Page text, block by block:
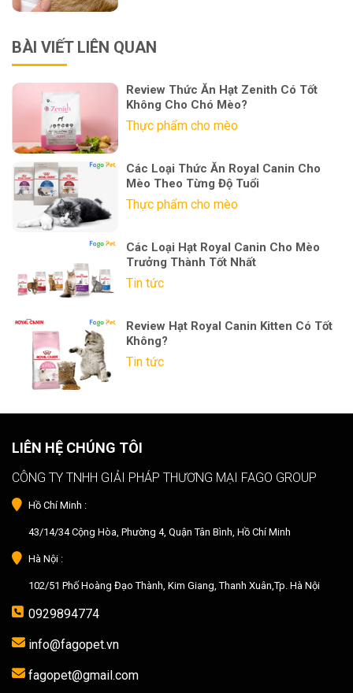
BÀI VIẾT LIÊN QUAN
Review Thức Ăn Hạt Zenith Có Tốt
Không Cho Chó Mèo?
Thực phẩm cho mèo
Các Loại Thức Ăn Royal Canin Cho
Mèo Theo Từng Độ Tuổi
Thực phẩm cho mèo
Các Loại Hạt Royal Canin Cho Mèo
Trưởng Thành Tốt Nhất
Tin tức
Review Hạt Royal Canin Kitten Có Tốt
Không?
Tin tức
LIÊN HỆ CHÚNG TÔI
CÔNG TY TNHH GIẢI PHÁP THƯƠNG MẠI FAGO GROUP
Hồ Chí Minh :
43/14/34 Cộng Hòa, Phường 4, Quận Tân Bình, Hồ Chí Minh
Hà Nội :
102/51 Phố Hoàng Đạo Thành, Kim Giang, Thanh Xuân,Tp. Hà Nội
0929894774
info@fagopet.vn
fagopet@gmail.com